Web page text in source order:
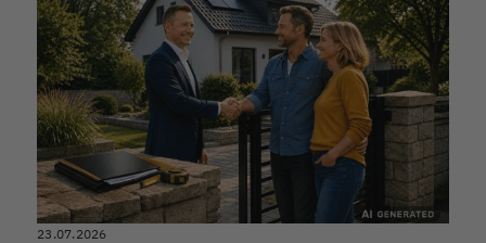
23.07.2026